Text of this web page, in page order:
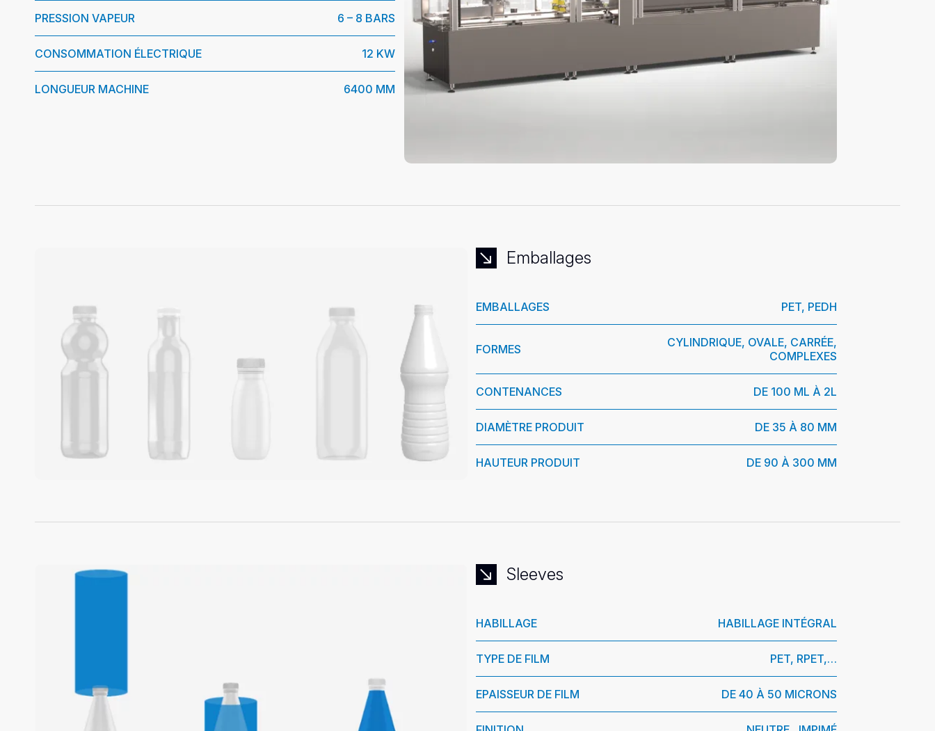
PRESSION VAPEUR 6 – 8 BARS
CONSOMMATION ÉLECTRIQUE 12 KW
LONGUEUR MACHINE 6400 MM
Emballages
EMBALLAGES PET, PEDH
FORMES
CYLINDRIQUE, OVALE, CARRÉE,
COMPLEXES
CONTENANCES DE 100 ML À 2L
DIAMÈTRE PRODUIT DE 35 À 80 MM
HAUTEUR PRODUIT DE 90 À 300 MM
Sleeves
HABILLAGE HABILLAGE INTÉGRAL
TYPE DE FILM PET, RPET,…
EPAISSEUR DE FILM DE 40 À 50 MICRONS